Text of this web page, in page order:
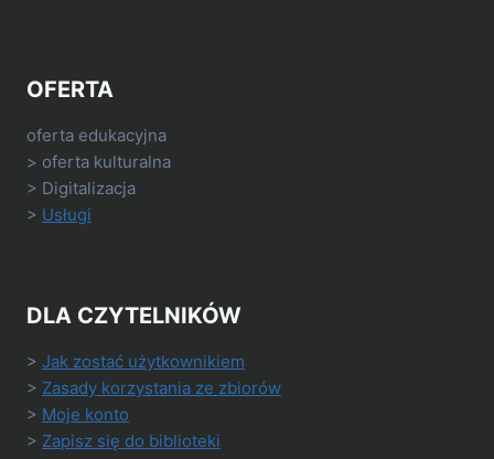
OFERTA
oferta edukacyjna
> oferta kulturalna
> Digitalizacja
> Usługi
DLA CZYTELNIKÓW
> Jak zostać użytkownikiem
> Zasady korzystania ze zbiorów
> Moje konto
> Zapisz się do biblioteki